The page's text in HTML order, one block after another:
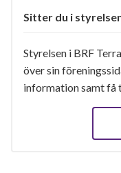
Sitter du i
Styrelsen i BRF
över sin
information samt